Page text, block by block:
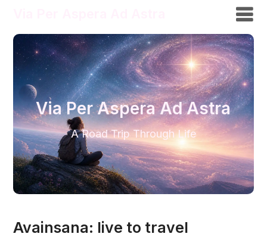
Via Per Aspera Ad Astra
A Road Trip Through Life
Avainsana: live to travel